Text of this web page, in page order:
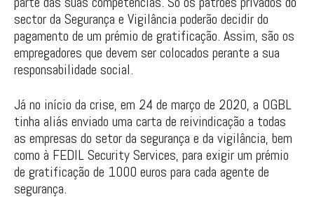
sector da Segurança e Vigilância poderão decidir do
pagamento de um prémio de gratificação. Assim, são os
empregadores que devem ser colocados perante a sua
responsabilidade social.
Já no início da crise, em 24 de março de 2020, a OGBL
tinha aliás enviado uma carta de reivindicação a todas
as empresas do setor da segurança e da vigilância, bem
como à FEDIL Security Services, para exigir um prémio
de gratificação de 1000 euros para cada agente de
segurança.